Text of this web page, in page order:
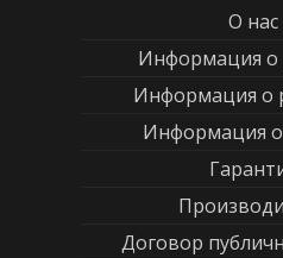
О нас
Информация о
Информация о
Информация
Договор